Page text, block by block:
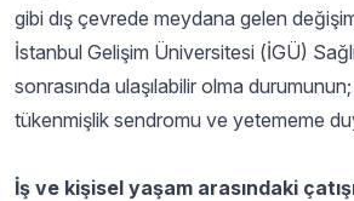
gibi dış çevrede meydana gelen
İstanbul Gelişim Üniversitesi (İGÜ)
sonrasında ulaşılabilir olma
tükenmişlik sendromu ve yetememe
İş ve kişisel yaşam arasındaki